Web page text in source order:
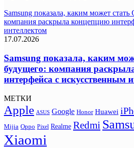
Samsung показала, каким может стать
компания раскрыла концепцию
интеллектом
17.07.2026
Samsung показала, каким
будущего: компания
интерфейса с искусственным
МЕТКИ
Apple ASUS Google Honor Huawei
Mijia Oppo Pixel Realme Redmi
Xiaomi